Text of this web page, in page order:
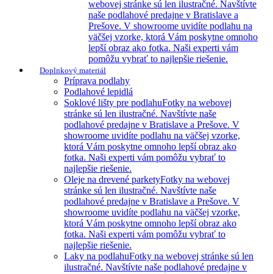
webovej stránke sú len ilustračné. Navštívte
naše podlahové predajne v Bratislave a
Prešove. V showroome uvidíte podlahu na
väčšej vzorke, ktorá Vám poskytne omnoho
lepší obraz ako fotka. Naši experti vám
pomôžu vybrať to najlepšie riešenie.
Doplnkový materiál
Príprava podlahy
Podlahové lepidlá
Soklové lišty pre podlahuFotky na webovej
stránke sú len ilustračné. Navštívte naše
podlahové predajne v Bratislave a Prešove. V
showroome uvidíte podlahu na väčšej vzorke,
ktorá Vám poskytne omnoho lepší obraz ako
fotka. Naši experti vám pomôžu vybrať to
najlepšie riešenie.
Oleje na drevené parketyFotky na webovej
stránke sú len ilustračné. Navštívte naše
podlahové predajne v Bratislave a Prešove. V
showroome uvidíte podlahu na väčšej vzorke,
ktorá Vám poskytne omnoho lepší obraz ako
fotka. Naši experti vám pomôžu vybrať to
najlepšie riešenie.
Laky na podlahuFotky na webovej stránke sú len
ilustračné. Navštívte naše podlahové predajne v